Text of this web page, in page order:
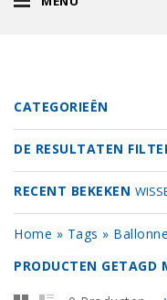
CATEGORIEËN
DE RESULTATEN
RECENT BEKEKEN
Home » Tags »
PRODUCTEN GETAGD